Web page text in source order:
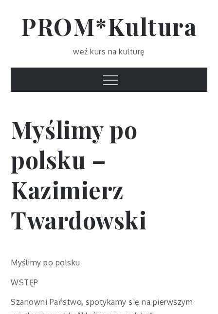
contentPROM*Kultura
weź kurs na kulturę
Menu
Myślimy po
polsku –
Kazimierz
Twardowski
Myślimy po polsku
WSTĘP
Szanowni Państwo, spotykamy się na pierwszym